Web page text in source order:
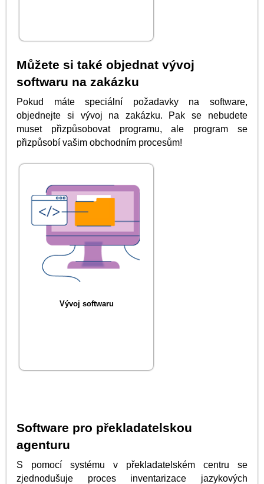
Můžete si také objednat vývoj
softwaru na zakázku
Pokud máte speciální požadavky na software,
objednejte si vývoj na zakázku. Pak se nebudete
muset přizpůsobovat programu, ale program se
přizpůsobí vašim obchodním procesům!
Vývoj softwaru
Software pro překladatelskou
agenturu
S pomocí systému v překladatelském centru se
zjednodušuje proces inventarizace jazykových